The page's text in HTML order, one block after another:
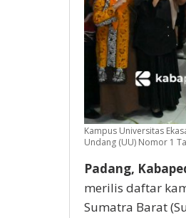
Kampus Universitas
Undang (UU) Nomor 1
Padang,
merilis daftar
Sumatra Barat